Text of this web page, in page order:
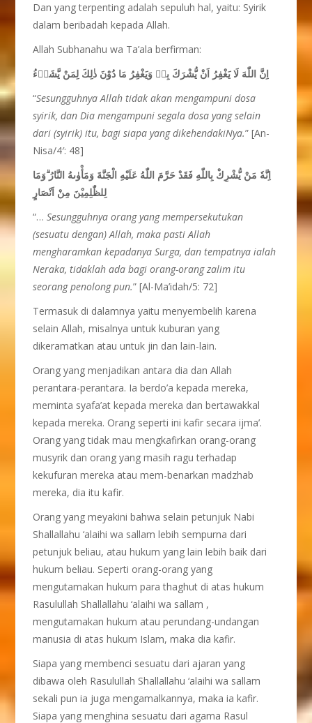
Dan yang terpenting adalah sepuluh hal, yaitu: Syirik
dalam beribadah kepada Allah.
Allah Subhanahu wa Ta’ala berfirman:
اِنَّ اللّٰهَ لَا يَغْفِرُ اَنْ يُّشْرَكَ بِهٖ وَيَغْفِرُ مَا دُوْنَ ذٰلِكَ لِمَنْ يَّشَاۤءُ
“Sesungguhnya Allah tidak akan mengampuni dosa
syirik, dan Dia mengampuni segala dosa yang selain
dari (syirik) itu, bagi siapa yang dikehendakiNya.” [An-
Nisa/4′: 48]
اِنَّهٗ مَنْ يُّشْرِكْ بِاللّٰهِ فَقَدْ حَرَّمَ اللّٰهُ عَلَيْهِ الْجَنَّةَ وَمَأْوٰىهُ النَّارُ ۗوَمَا
لِلظّٰلِمِيْنَ مِنْ اَنْصَارٍ
“…Sesungguhnya orang yang mempersekutukan
(sesuatu dengan) Allah, maka pasti Allah
mengharamkan kepadanya Surga, dan tempatnya ialah
Neraka, tidaklah ada bagi orang-orang zalim itu
seorang penolong pun.” [Al-Ma’idah/5: 72]
Termasuk di dalamnya yaitu menyembelih karena
selain Allah, misalnya untuk kuburan yang
dikeramatkan atau untuk jin dan lain-lain.
Orang yang menjadikan antara dia dan Allah
perantara-perantara. Ia berdo’a kepada mereka,
meminta syafa’at kepada mereka dan bertawakkal
kepada mereka. Orang seperti ini kafir secara ijma’.
Orang yang tidak mau mengkafirkan orang-orang
musyrik dan orang yang masih ragu terhadap
kekufuran mereka atau mem-benarkan madzhab
mereka, dia itu kafir.
Orang yang meyakini bahwa selain petunjuk Nabi
Shallallahu ‘alaihi wa sallam lebih sempurna dari
petunjuk beliau, atau hukum yang lain lebih baik dari
hukum beliau. Seperti orang-orang yang
mengutamakan hukum para thaghut di atas hukum
Rasulullah Shallallahu ‘alaihi wa sallam ,
mengutamakan hukum atau perundang-undangan
manusia di atas hukum Islam, maka dia kafir.
Siapa yang membenci sesuatu dari ajaran yang
dibawa oleh Rasulullah Shallallahu ‘alaihi wa sallam
sekali pun ia juga mengamalkannya, maka ia kafir.
Siapa yang menghina sesuatu dari agama Rasul